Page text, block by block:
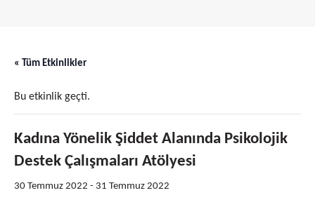
« Tüm Etkinlikler
Bu etkinlik geçti.
Kadına Yönelik Şiddet Alanında Psikolojik
Destek Çalışmaları Atölyesi
30 Temmuz 2022 - 31 Temmuz 2022